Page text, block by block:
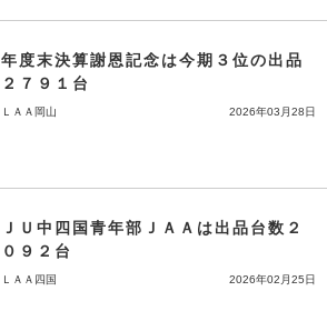
年度末決算謝恩記念は今期３位の出品
２７９１台
ＬＡＡ岡山 2026年03月28日
ＪＵ中四国青年部ＪＡＡは出品台数２
０９２台
ＬＡＡ四国 2026年02月25日